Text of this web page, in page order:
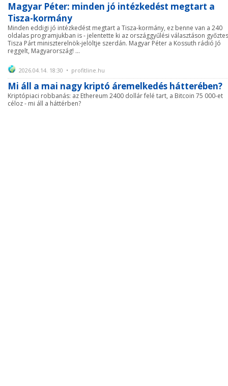
Magyar Péter: minden jó intézkedést megtart a
Tisza-kormány
Minden eddigi jó intézkedést megtart a Tisza-kormány, ez benne van a 240
oldalas programjukban is - jelentette ki az országgyűlési választáson győztes
Tisza Párt miniszterelnök-jelöltje szerdán. Magyar Péter a Kossuth rádió Jó
reggelt, Magyarország! ...
2026.04.14. 18:30 • profitline.hu
Mi áll a mai nagy kriptó áremelkedés hátterében?
Kriptópiaci robbanás: az Ethereum 2400 dollár felé tart, a Bitcoin 75 000-et
céloz - mi áll a háttérben?